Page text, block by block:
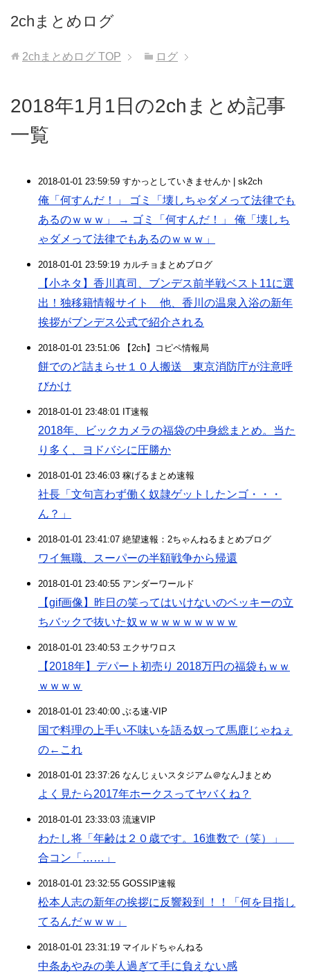
2chまとめログ
2chまとめログ TOP ログ
2018年1月1日の2chまとめ記事
一覧
2018-01-01 23:59:59 すかっとしていきませんか | sk2ch
俺「何すんだ！」 ゴミ「壊しちゃダメって法律でも
あるのｗｗｗ」 → ゴミ「何すんだ！」 俺「壊しち
ゃダメって法律でもあるのｗｗｗ」
2018-01-01 23:59:19 カルチョまとめブログ
【小ネタ】香川真司、ブンデス前半戦ベスト11に選
出！独移籍情報サイト 他、香川の温泉入浴の新年
挨拶がブンデス公式で紹介される
2018-01-01 23:51:06 【2ch】コピペ情報局
餅でのど詰まらせ１０人搬送 東京消防庁が注意呼
びかけ
2018-01-01 23:48:01 IT速報
2018年、ビックカメラの福袋の中身総まとめ。当た
り多く、ヨドバシに圧勝か
2018-01-01 23:46:03 稼げるまとめ速報
社長「文句言わず働く奴隷ゲットしたンゴ・・・
ん？」
2018-01-01 23:41:07 絶望速報：2ちゃんねるまとめブログ
ワイ無職、スーパーの半額戦争から帰還
2018-01-01 23:40:55 アンダーワールド
【gif画像】昨日の笑ってはいけないのベッキーの立
ちバックで抜いた奴ｗｗｗｗｗｗｗｗｗ
2018-01-01 23:40:53 エクサワロス
【2018年】デパート初売り 2018万円の福袋もｗｗ
ｗｗｗｗ
2018-01-01 23:40:00 ぶる速-VIP
国で料理の上手い不味いを語る奴って馬鹿じゃねぇ
の←これ
2018-01-01 23:37:26 なんじぇいスタジアム＠なんJまとめ
よく見たら2017年ホークスってヤバくね？
2018-01-01 23:33:03 流速VIP
わたし将「年齢は２０歳です。16進数で（笑）」
合コン「……」
2018-01-01 23:32:55 GOSSIP速報
松本人志の新年の挨拶に反響殺到 ！！「何を目指し
てるんだｗｗｗ」
2018-01-01 23:31:19 マイルドちゃんねる
中条あやみの美人過ぎて手に負えない感